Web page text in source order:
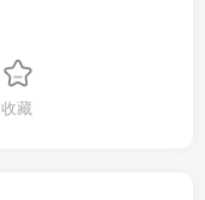
收藏